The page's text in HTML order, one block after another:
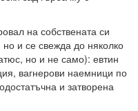
на собствената си
но и се свежда до няколко
но и не само): евтин
вагнерови наемници по
и затворена